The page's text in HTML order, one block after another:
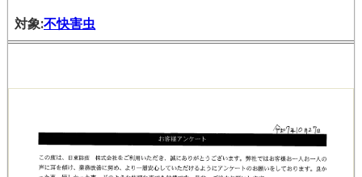
対象:不快害虫